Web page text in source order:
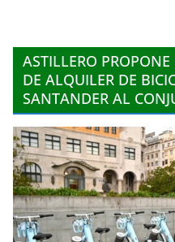
ASTILLERO
DE ALQUILER DE
SANTANDER AL